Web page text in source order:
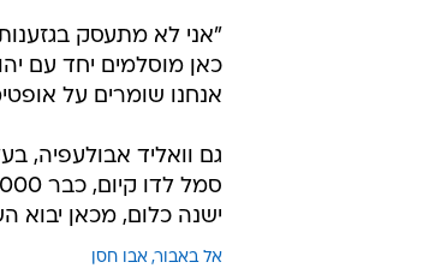
"אני לא מתעסק
כאן מוסלמים יחד עם
אנחנו שומרים על
גם וואליד אבולעפיה,
ישנה כלום, מכאן יבוא
אל באבור אבו חסן